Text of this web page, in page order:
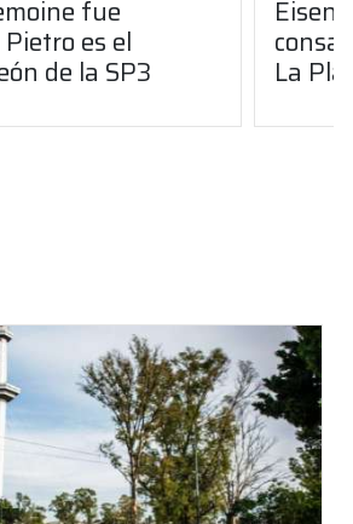
fue
es el
de la SP3 La